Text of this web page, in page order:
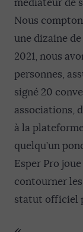
médiateur de
Nous
une dizaine
2021, nous
personnes,
signé 20
associations,
à la
quelqu’un
Esper Pro
contourner
statut officiel